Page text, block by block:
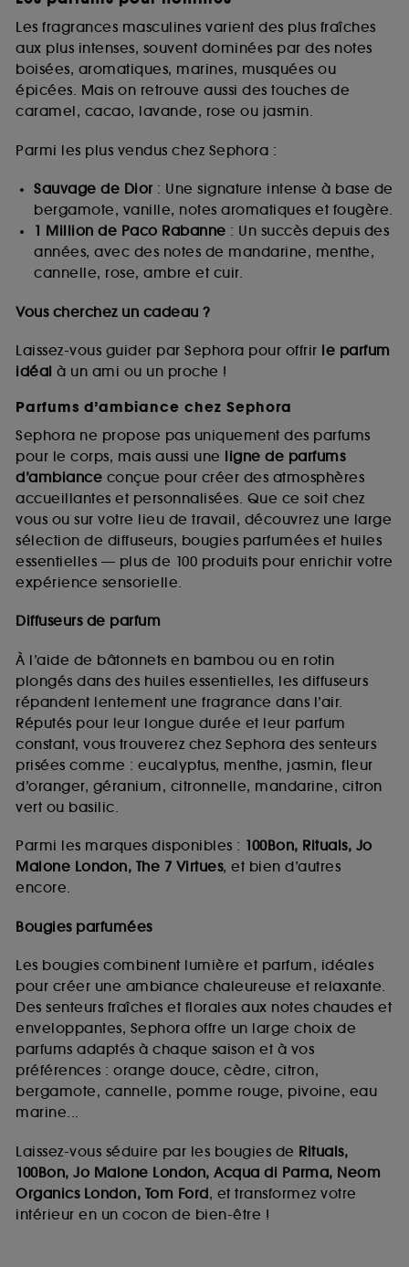
Les fragrances masculines varient des plus fraîches
aux plus intenses, souvent dominées par des notes
boisées, aromatiques, marines, musquées ou
épicées. Mais on retrouve aussi des touches de
caramel, cacao, lavande, rose ou jasmin.
Parmi les plus vendus chez Sephora :
Sauvage de Dior: Une signature intense à base de
bergamote, vanille, notes aromatiques et fougère.
1 Million de Paco Rabanne : Un succès depuis des
années, avec des notes de mandarine, menthe,
cannelle, rose, ambre et cuir.
Vous cherchez un cadeau ?
Laissez-vous guider par Sephora pour offrir le parfum
idéal à un ami ou un proche !
Parfums d’ambiance chez Sephora
Sephora ne propose pas uniquement des parfums
pour le corps, mais aussi une ligne de parfums
d’ambiance conçue pour créer des atmosphères
accueillantes et personnalisées. Que ce soit chez
vous ou sur votre lieu de travail, découvrez une large
sélection de diffuseurs, bougies parfumées et huiles
essentielles — plus de 100 produits pour enrichir votre
expérience sensorielle.
Diffuseurs de parfum
À l’aide de bâtonnets en bambou ou en rotin
plongés dans des huiles essentielles, les diffuseurs
répandent lentement une fragrance dans l’air.
Réputés pour leur longue durée et leur parfum
constant, vous trouverez chez Sephora des senteurs
prisées comme : eucalyptus, menthe, jasmin, fleur
d’oranger, géranium, citronnelle, mandarine, citron
vert ou basilic.
Parmi les marques disponibles : 100Bon, Rituals, Jo
Malone London, The 7 Virtues, et bien d’autres
encore.
Bougies parfumées
Les bougies combinent lumière et parfum, idéales
pour créer une ambiance chaleureuse et relaxante.
Des senteurs fraîches et florales aux notes chaudes et
enveloppantes, Sephora offre un large choix de
parfums adaptés à chaque saison et à vos
préférences : orange douce, cèdre, citron,
bergamote, cannelle, pomme rouge, pivoine, eau
marine...
Laissez-vous séduire par les bougies de Rituals,
100Bon, Jo Malone London, Acqua di Parma, Neom
Organics London, Tom Ford, et transformez votre
intérieur en un cocon de bien-être !